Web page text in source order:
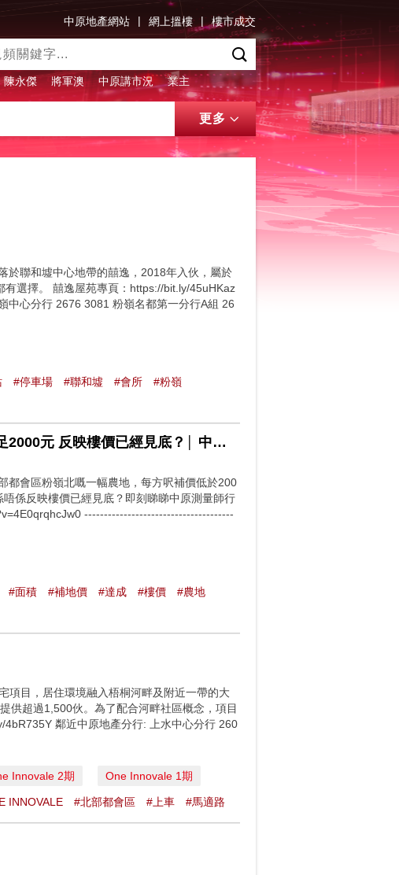
中原地產網站 | 網上搵樓 | 樓市成交
陳永傑 將軍澳 中原講市況 業主
更多
於聯和墟中心地帶的囍逸，2018年入伙，屬於
選擇。 囍逸屋苑專頁：https://bit.ly/45uHKaz
中心分行 2676 3081 粉嶺名都第一分行A組 26
#停車場 #聯和墟 #會所
#粉嶺
北部都會區一幅農地完成補地價 協議 樓面地價不足2000元 反映樓價已經見底？│ 中原測量師行
都會區粉嶺北嘅一幅農地，每方呎補價低於200
係反映樓價已經見底？即刻睇睇中原測量師行
--------------------------------------
#面積 #補地價 #達成 #樓價
#農地
項目，居住環境融入梧桐河畔及附近一帶的大
供超過1,500伙。為了配合河畔社區概念，項目
鄰近中原地產分行: 上水中心分行 260
Innovale 2期 One Innovale 1期
INNOVALE #北部都會區 #上車 #馬適路